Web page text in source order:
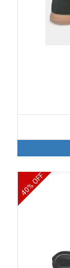
40% OFF